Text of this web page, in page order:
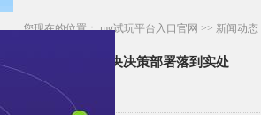
您现在的位置：mg试玩平台入口官网 >> 新闻动态
任务 扎实把党中央决策部署落到实处
浏览：次